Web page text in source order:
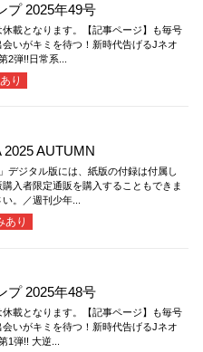
プ 2025年49号
載となります。【記事ページ】も毎号
いがキミを待つ！新時代告げるJネオ
2弾!!日常系...
り
AUTUMN
デジタル版には、紙版の付録は付属し
入者限定通販を購入することもできま
。／週刊少年...
あり
プ 2025年48号
載となります。【記事ページ】も毎号
いがキミを待つ！新時代告げるJネオ
1弾!! 大逆...